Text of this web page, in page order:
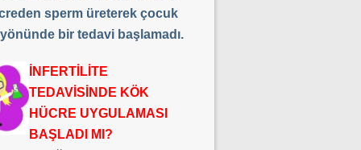
sperm üreterek çocuk
bir tedavi başlamadı.
İNFERTİLİTE
TEDAVİSİNDE KÖK
HÜCRE UYGULAMASI
BAŞLADI MI?